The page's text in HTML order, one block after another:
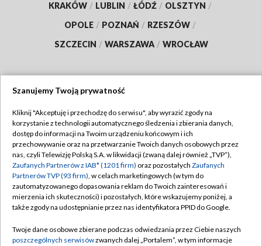
KRAKÓW / LUBLIN / ŁÓDŹ / OLSZTYN /
OPOLE / POZNAŃ / RZESZÓW /
SZCZECIN / WARSZAWA / WROCŁAW
TVP
Abonament TVP
Emisja w TVP
Centrum informacji TVP
Naziemna Telewizja Cyfrowa
Rada Programowa
Regulamin TVP
Polityka prywatności
Moje zgody
Pomoc
Kontakt
Szanujemy Twoją prywatność
Kliknij "Akceptuję i przechodzę do serwisu", aby wyrazić zgody na
korzystanie z technologii automatycznego śledzenia i zbierania danych,
dostęp do informacji na Twoim urządzeniu końcowym i ich
przechowywanie oraz na przetwarzanie Twoich danych osobowych przez
nas, czyli Telewizję Polską S.A. w likwidacji (zwaną dalej również „TVP”),
Zaufanych Partnerów z IAB* (1201 firm) oraz pozostałych Zaufanych
Partnerów TVP (93 firm), w celach marketingowych (w tym do
zautomatyzowanego dopasowania reklam do Twoich zainteresowań i
mierzenia ich skuteczności) i pozostałych, które wskazujemy poniżej, a
także zgody na udostępnianie przez nas identyfikatora PPID do Google.
Twoje dane osobowe zbierane podczas odwiedzania przez Ciebie naszych
poszczególnych serwisówzwanych dalej „Portalem”, w tym informacje